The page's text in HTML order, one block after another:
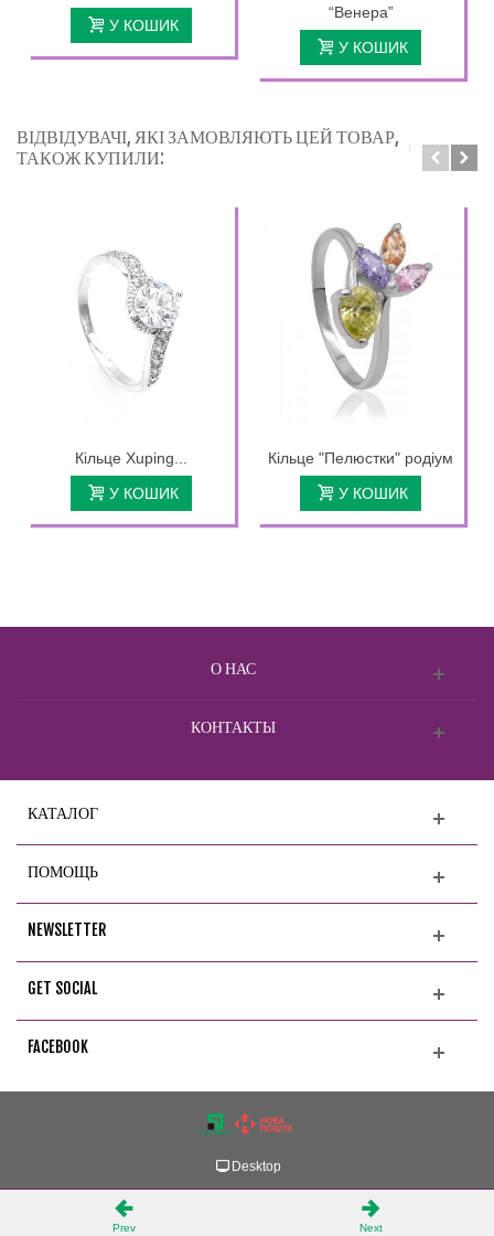
У КОШИК
“Венера”
У КОШИК
ВІДВІДУВАЧІ, ЯКІ ЗАМОВЛЯЮТЬ ЦЕЙ ТОВАР,
ТАКОЖ КУПИЛИ:
Кільце Xuping...
У КОШИК
Кільце "Пелюстки" родіум
У КОШИК
О НАС
КОНТАКТЫ
КАТАЛОГ
ПОМОЩЬ
NEWSLETTER
GET SOCIAL
FACEBOOK
Desktop
Prev Next